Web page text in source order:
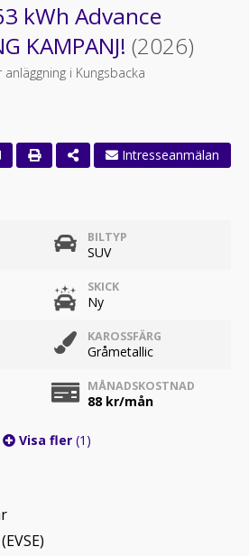
kWh Advance
KAMPANJ! (2026)
i Kungsbacka
BILTYP
SUV
SKICK
Ny
KAROSSFÄRG
Gråmetallic
MÅNADSKOSTNAD
88 kr/mån
Visa fler (1)